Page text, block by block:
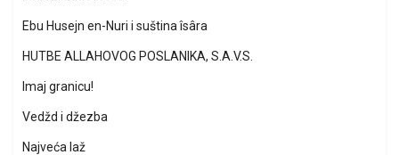
Ebu Husejn en-Nuri i suština îsâra
HUTBE ALLAHOVOG POSLANIKA, S.A.V.S.
Imaj granicu!
Vedžd i džezba
Najveća laž